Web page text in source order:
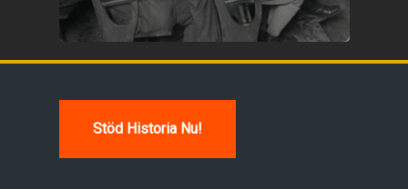
Stöd Historia Nu!